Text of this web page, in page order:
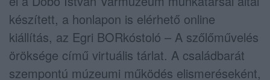
készített, a honlapon is elérhető online
kiállítás, az Egri BORkóstoló – A szőlőművelés
öröksége című virtuális tárlat. A családbarát
szempontú múzeumi működés elismeréseként,